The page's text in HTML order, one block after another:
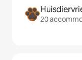
20